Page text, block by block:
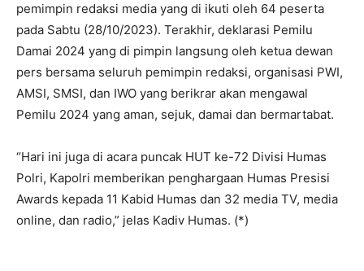
pemimpin redaksi media yang di ikuti oleh 64 peserta
pada Sabtu (28/10/2023). Terakhir, deklarasi Pemilu
Damai 2024 yang di pimpin langsung oleh ketua dewan
pers bersama seluruh pemimpin redaksi, organisasi PWI,
AMSI, SMSI, dan IWO yang berikrar akan mengawal
Pemilu 2024 yang aman, sejuk, damai dan bermartabat.
“Hari ini juga di acara puncak HUT ke-72 Divisi Humas
Polri, Kapolri memberikan penghargaan Humas Presisi
Awards kepada 11 Kabid Humas dan 32 media TV, media
online, dan radio,” jelas Kadiv Humas. (*)